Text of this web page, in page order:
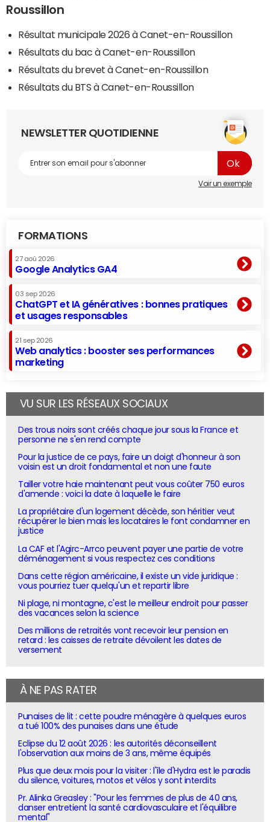
Roussillon
Résultat municipale 2026 à Canet-en-Roussillon
Résultats du bac à Canet-en-Roussillon
Résultats du brevet à Canet-en-Roussillon
Résultats du BTS à Canet-en-Roussillon
NEWSLETTER QUOTIDIENNE
Voir un exemple
FORMATIONS
27 aoû 2026
Google Analytics GA4
03 sep 2026
ChatGPT et IA génératives : bonnes pratiques
et usages responsables
21 sep 2026
Web analytics : booster ses performances
marketing
VU SUR LES RÉSEAUX SOCIAUX
Des trous noirs sont créés chaque jour sous la France et
personne ne s'en rend compte
Pour la justice de ce pays, faire un doigt d'honneur à son
voisin est un droit fondamental et non une faute
Tailler votre haie maintenant peut vous coûter 750 euros
d'amende : voici la date à laquelle le faire
La propriétaire d'un logement décède, son héritier veut
récupérer le bien mais les locataires le font condamner en
justice
La CAF et l'Agirc-Arrco peuvent payer une partie de votre
déménagement si vous respectez ces conditions
Dans cette région américaine, il existe un vide juridique :
vous pourriez tuer quelqu'un et repartir libre
Ni plage, ni montagne, c'est le meilleur endroit pour passer
des vacances selon la science
Des millions de retraités vont recevoir leur pension en
retard : les caisses de retraite dévoilent les dates de
versement
À NE PAS RATER
Punaises de lit : cette poudre ménagère à quelques euros
a tué 100% des punaises dans une étude
Eclipse du 12 août 2026 : les autorités déconseillent
l'observation aux moins de 3 ans, même équipés
Plus que deux mois pour la visiter : l'île d'Hydra est le paradis
du silence, voitures, motos et vélos y sont interdits
Pr. Alinka Greasley : "Pour les femmes de plus de 40 ans,
danser entretient la santé cardiovasculaire et l'équilibre
mental"